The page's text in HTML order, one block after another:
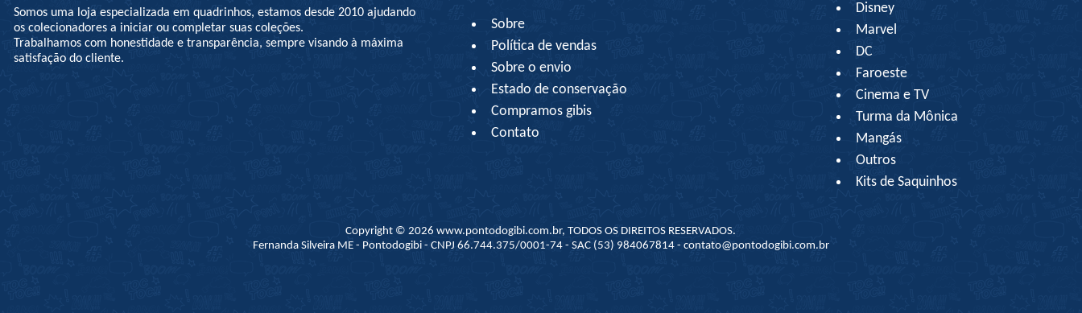
Somos uma loja especializada em quadrinhos, estamos desde 2010 ajudando
os colecionadores a iniciar ou completar suas coleções.
Trabalhamos com honestidade e transparência, sempre visando à máxima
satisfação do cliente.
Sobre
Política de vendas
Sobre o envio
Estado de conservação
Compramos gibis
Contato
Disney
Marvel
DC
Faroeste
Cinema e TV
Turma da Mônica
Mangás
Outros
Kits de Saquinhos
Copyright © 2026 www.pontodogibi.com.br, TODOS OS DIREITOS RESERVADOS.
Fernanda Silveira ME - Pontodogibi - CNPJ 66.744.375/0001-74 - SAC (53) 984067814 - contato@pontodogibi.com.br